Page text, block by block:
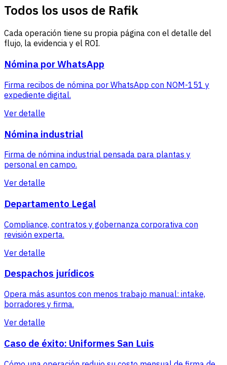
Todos los usos de Rafik
Cada operación tiene su propia página con el detalle del
flujo, la evidencia y el ROI.
Nómina por WhatsApp
Firma recibos de nómina por WhatsApp con NOM-151 y
expediente digital.
Ver detalle
Nómina industrial
Firma de nómina industrial pensada para plantas y
personal en campo.
Ver detalle
Departamento Legal
Compliance, contratos y gobernanza corporativa con
revisión experta.
Ver detalle
Despachos jurídicos
Opera más asuntos con menos trabajo manual: intake,
borradores y firma.
Ver detalle
Caso de éxito: Uniformes San Luis